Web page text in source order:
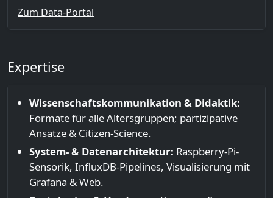
Zum Data-Portal
Expertise
Wissenschaftskommunikation & Didaktik:
Formate für alle Altersgruppen; partizipative
Ansätze & Citizen-Science.
System- & Datenarchitektur: Raspberry-Pi-
Sensorik, InfluxDB-Pipelines, Visualisierung mit
Grafana & Web.